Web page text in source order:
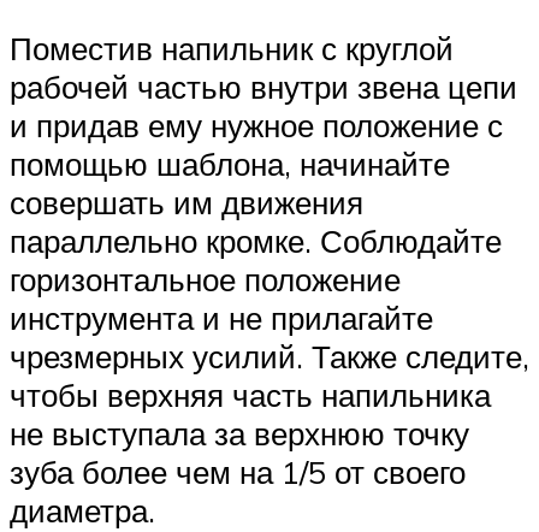
Поместив напильник с круглой
рабочей частью внутри звена цепи
и придав ему нужное положение с
помощью шаблона, начинайте
совершать им движения
параллельно кромке. Соблюдайте
горизонтальное положение
инструмента и не прилагайте
чрезмерных усилий. Также следите,
чтобы верхняя часть напильника
не выступала за верхнюю точку
зуба более чем на 1/5 от своего
диаметра.